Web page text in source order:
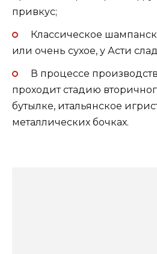
привкус;
Классическое
или очень сухое, у Асти
В процессе
проходит стадию
бутылке, итальянское
металлических бочках.